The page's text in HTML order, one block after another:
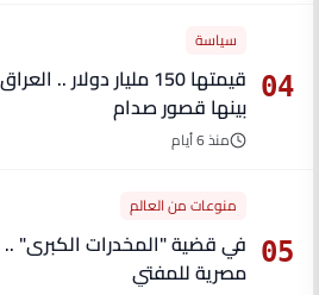
04
سياسة
بينها قصور صدام
منذ 6 أيام
05
منوعات من العالم
مصرية للمفتي